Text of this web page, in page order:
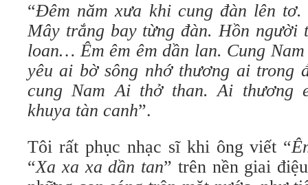
“Đêm năm xưa khi cung đàn lên
Mây trắng bay từng đàn. Hồn người
loan… Êm êm êm dần lan. Cung
yêu ai bờ sông nhớ thương ai trong
cung Nam Ai thở than. Ai thương
khuya tàn canh”.
Tôi rất phục nhạc sĩ khi ông viết “
“Xa xa xa dần tan” trên nền giai